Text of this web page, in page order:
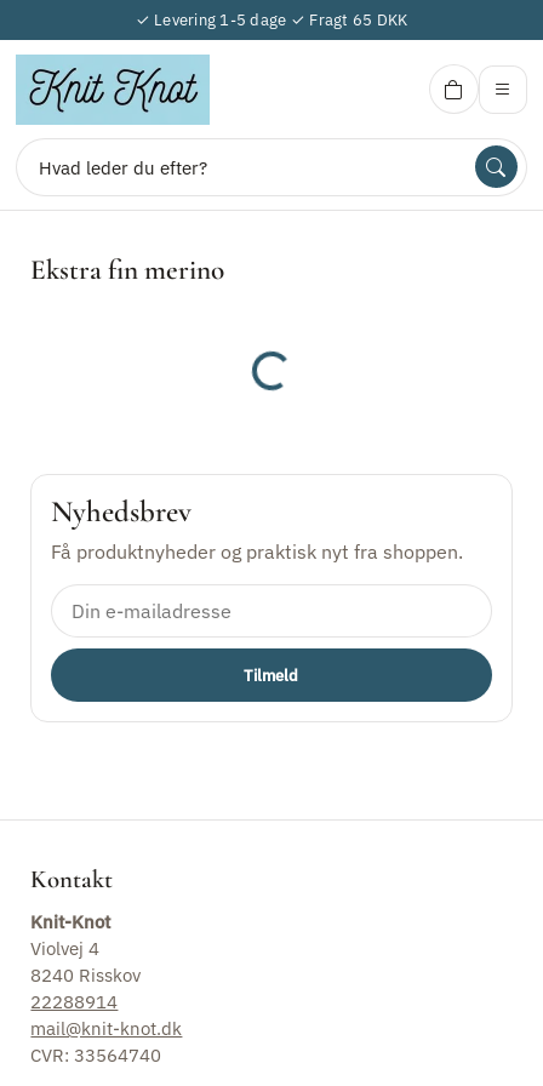
✓ Levering 1-5 dage ✓ Fragt 65 DKK
Broderi
Garn efter indhold
Interiør
Kits
Mest populær
Nyt
Opskrifter
Ekstra fin merino
Indlæser...
Nyhedsbrev
Få produktnyheder og praktisk nyt fra shoppen.
Tilmeld
Kontakt
Knit-Knot
Violvej 4
8240 Risskov
22288914
mail@knit-knot.dk
CVR: 33564740